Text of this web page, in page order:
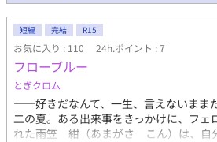
短編 完結 R15
お気に入り : 110 24h.ポイント : 7
フローブルー
とぎクロム
——好きだなんて、一生、言えないまま
二の夏。ある出来事をきっかけに、フェ
れた雨笠 紺（あまがさ こん）は、自